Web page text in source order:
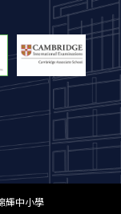
輝中小學